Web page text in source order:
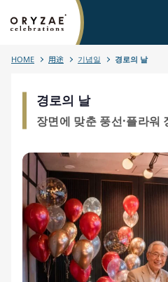
HOME 用途 기념일 경로의 날
경로의 날
장면에 맞춘 풍선·플라워